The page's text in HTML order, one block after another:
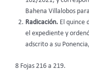
Bahena Villalobos
Radicación. El quince
el expediente y
adscrito a su
8 Fojas 216 a 219.